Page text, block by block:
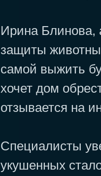
Ирина Блинова,
защиты
самой выжить
хочет дом
отзывается на
Специалисты
укушенных